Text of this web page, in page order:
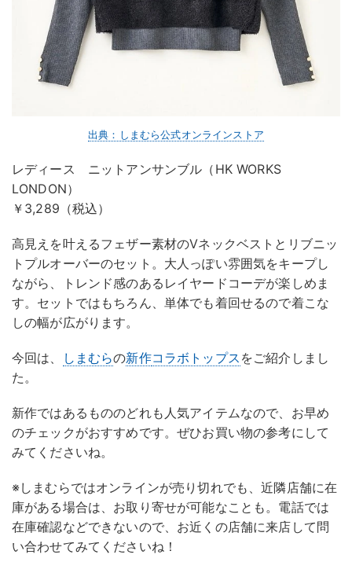
出典：しまむら公式オンラインストア
レディース ニットアンサンブル（HK WORKS
LONDON）
￥3,289（税込）
高見えを叶えるフェザー素材のVネックベストとリブニッ
トプルオーバーのセット。大人っぽい雰囲気をキープし
ながら、トレンド感のあるレイヤードコーデが楽しめま
す。セットではもちろん、単体でも着回せるので着こな
しの幅が広がります。
今回は、 しまむらの新作コラボトップス をご紹介しまし
た。
新作ではあるもののどれも人気アイテムなので、お早め
のチェックがおすすめです。ぜひお買い物の参考にして
みてくださいね。
※しまむらではオンラインが売り切れでも、近隣店舗に在
庫がある場合は、お取り寄せが可能なことも。電話では
在庫確認などできないので、お近くの店舗に来店して問
い合わせてみてくださいね！